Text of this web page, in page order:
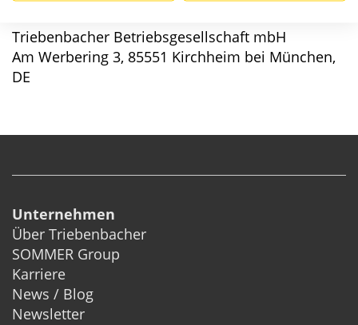
Triebenbacher Betriebsgesellschaft mbH
Am Werbering 3, 85551 Kirchheim bei München,
DE
Unternehmen
Über Triebenbacher
SOMMER Group
Karriere
News / Blog
Newsletter